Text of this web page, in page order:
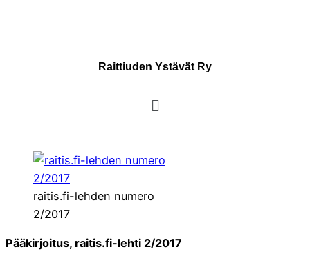
Raittiuden Ystävät Ry
raitis.fi-lehden numero
2/2017
Pääkirjoitus, raitis.fi-lehti 2/2017